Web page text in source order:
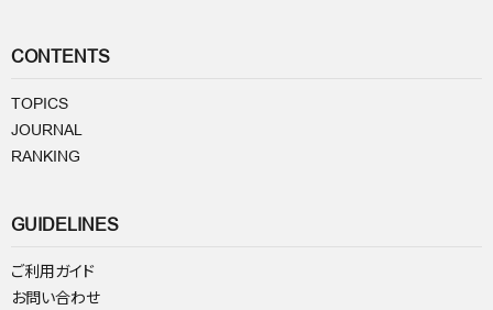
CONTENTS
TOPICS
JOURNAL
RANKING
GUIDELINES
ご利用ガイド
お問い合わせ